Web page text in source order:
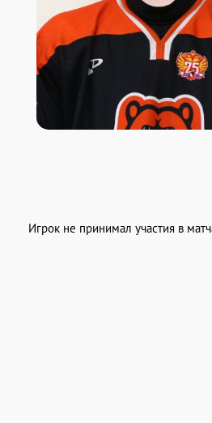
Игрок не принимал участия в